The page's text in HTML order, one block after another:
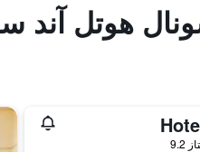
هوتل آند
9.2